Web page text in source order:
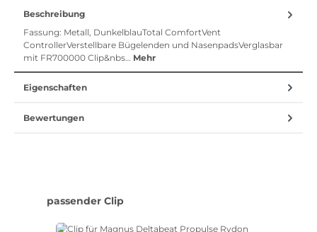
Beschreibung
Fassung: Metall, DunkelblauTotal ComfortVent
ControllerVerstellbare Bügelenden und NasenpadsVerglasbar
mit FR700000 Clip&nbs… Mehr
Eigenschaften
Bewertungen
Produktgalerie überspringen
passender Clip